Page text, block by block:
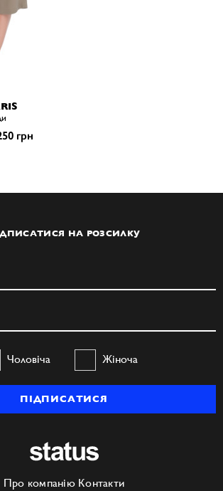
грн
НА РОЗСИЛКУ
Чоловіча Жіноча
ПІДПИСАТИСЯ
Про компанію Контакти